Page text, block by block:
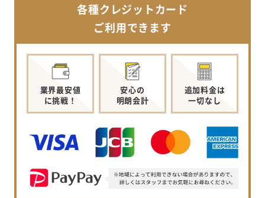
各種クレジットカード
ご利用できます
業界最安値
に挑戦！
安心の
明朗会計
追加料金は
一切なし